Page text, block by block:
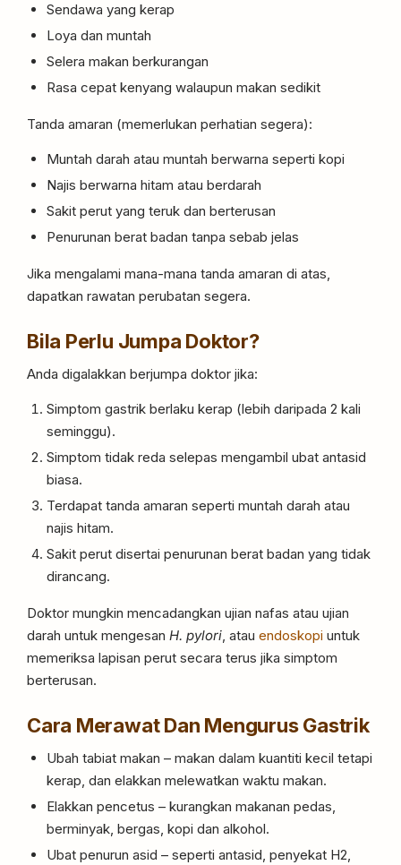
Sendawa yang kerap
Loya dan muntah
Selera makan berkurangan
Rasa cepat kenyang walaupun makan sedikit
Tanda amaran (memerlukan perhatian segera):
Muntah darah atau muntah berwarna seperti kopi
Najis berwarna hitam atau berdarah
Sakit perut yang teruk dan berterusan
Penurunan berat badan tanpa sebab jelas
Jika mengalami mana-mana tanda amaran di atas,
dapatkan rawatan perubatan segera.
Bila Perlu Jumpa Doktor?
Anda digalakkan berjumpa doktor jika:
Simptom gastrik berlaku kerap (lebih daripada 2 kali
seminggu).
Simptom tidak reda selepas mengambil ubat antasid
biasa.
Terdapat tanda amaran seperti muntah darah atau
najis hitam.
Sakit perut disertai penurunan berat badan yang tidak
dirancang.
Doktor mungkin mencadangkan ujian nafas atau ujian
darah untuk mengesan H. pylori, atau endoskopi untuk
memeriksa lapisan perut secara terus jika simptom
berterusan.
Cara Merawat Dan Mengurus Gastrik
Ubah tabiat makan – makan dalam kuantiti kecil tetapi
kerap, dan elakkan melewatkan waktu makan.
Elakkan pencetus – kurangkan makanan pedas,
berminyak, bergas, kopi dan alkohol.
Ubat penurun asid – seperti antasid, penyekat H2,